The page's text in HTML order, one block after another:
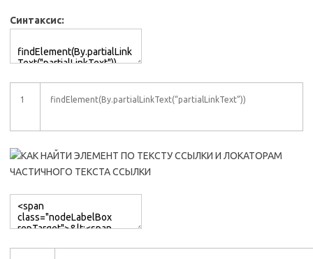
Синтаксис:
1 findElement(By.partialLinkText(“partialLinkText”))